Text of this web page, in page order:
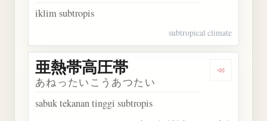
iklim subtropis
subtropical climate
Dengarkan
亜熱帯高圧帯
あねったいこうあつたい
sabuk tekanan tinggi subtropis